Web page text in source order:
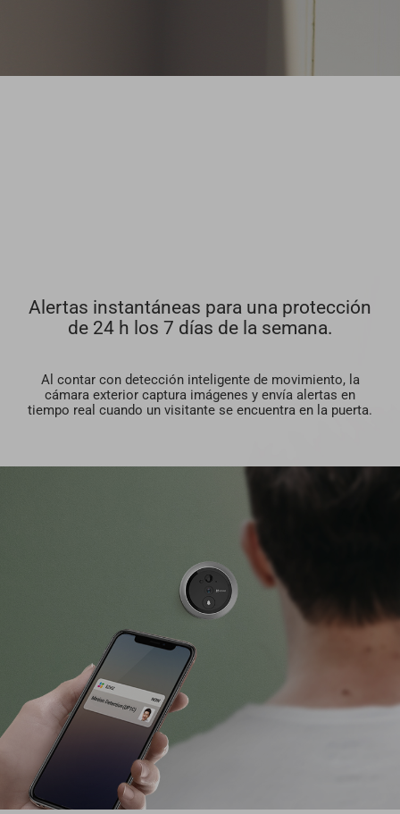
Alertas instantáneas para una protección
de 24 h los 7 días de la semana.
Al contar con detección inteligente de movimiento, la
cámara exterior captura imágenes y envía alertas en
tiempo real cuando un visitante se encuentra en la puerta.